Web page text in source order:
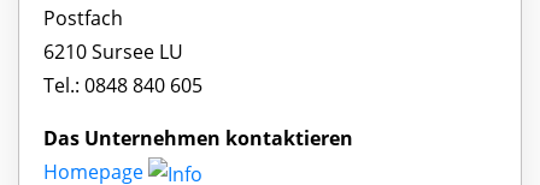
Postfach
6210 Sursee LU
Tel.: 0848 840 605
Das Unternehmen kontaktieren
Homepage